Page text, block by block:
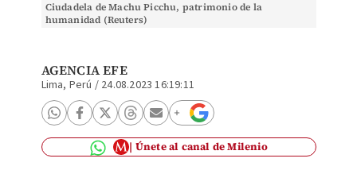
Ciudadela de Machu Picchu, patrimonio de la
humanidad (Reuters)
AGENCIA EFE
Lima, Perú / 24.08.2023 16:19:11
Únete al canal de Milenio